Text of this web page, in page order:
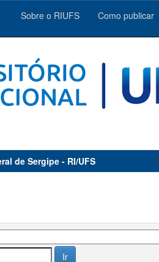
Sobre o RIUFS Como publicar
de Sergipe - RI/UFS